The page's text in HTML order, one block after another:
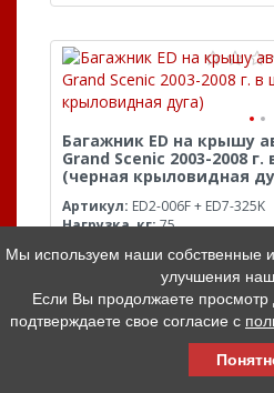
Багажник ED на крышу
Grand Scenic 2003-2008
(черная крыловидная
Артикул: ED2-006F + ED7-325K
Нагрузка, кг:75
Материал:Алюминий
Нет в наличии
Мы используем наши собственные
улучшения
Если Вы продолжаете просмотр
подтверждаете свое согласие с